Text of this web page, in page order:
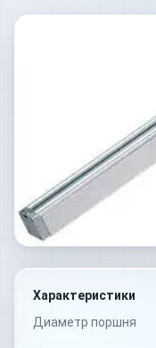
Характеристики
Диаметр поршня